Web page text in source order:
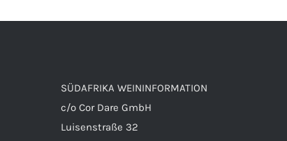
SÜDAFRIKA WEININFORMATION
c/o Cor Dare GmbH
Luisenstraße 32